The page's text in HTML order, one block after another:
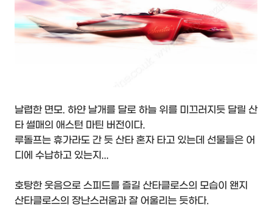
날렵한 면모. 하얀 날개를 달로 하늘 위를 미끄러지듯 달릴 산
타 썰매의 애스턴 마틴 버전이다.
루돌프는 휴가라도 간 듯 산타 혼자 타고 있는데 선물들은 어
디에 수납하고 있는지...
호탕한 웃음으로 스피드를 즐길 산타클로스의 모습이 왠지
산타클로스의 장난스러움과 잘 어울리는 듯하다.